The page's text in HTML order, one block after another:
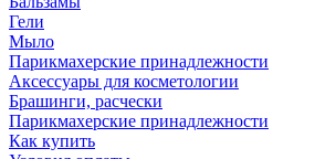
Гели
Мыло
Парикмахерские принадлежности
Аксессуары для косметологии
Брашинги, расчески
Парикмахерские принадлежности
Как купить